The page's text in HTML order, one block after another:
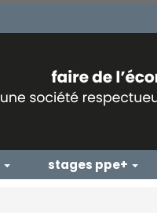
stages ppe+